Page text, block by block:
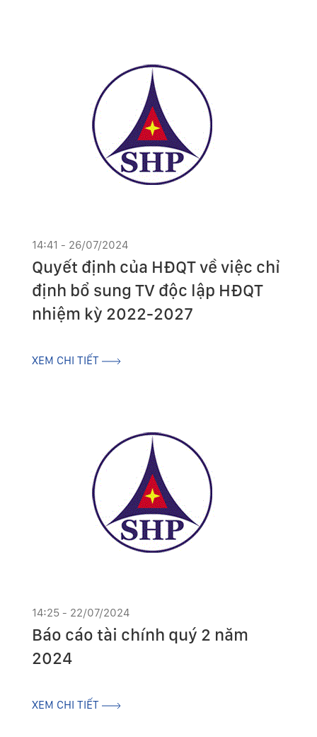
14:41 - 26/07/2024
Quyết định của HĐQT về việc chỉ
định bổ sung TV độc lập HĐQT
nhiệm kỳ 2022-2027
XEM CHI TIẾT
14:25 - 22/07/2024
Báo cáo tài chính quý 2 năm
2024
XEM CHI TIẾT